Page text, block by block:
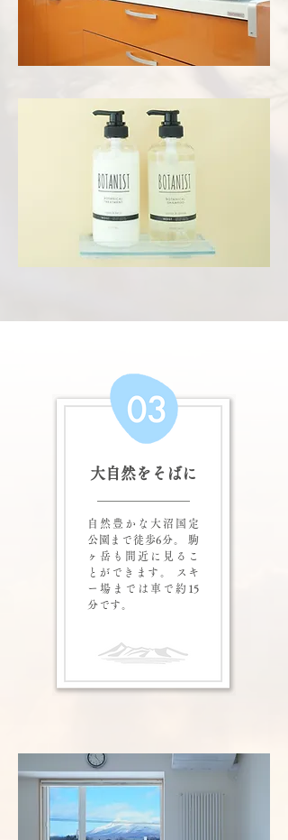
自然豊かな大沼国定
公園まで徒歩6分。 駒
ヶ岳も間近に見るこ
とができます。 スキ
ー場までは車で約15
分です。
大自然をそばに